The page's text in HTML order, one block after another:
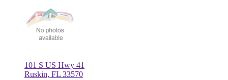
101 S US Hwy 41
Ruskin, FL 33570